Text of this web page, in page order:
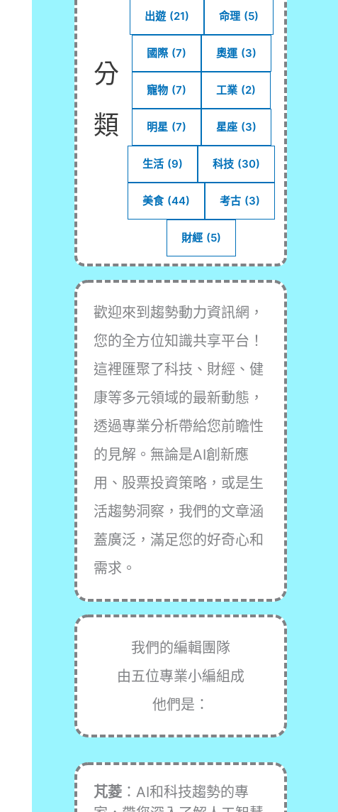
分
類
出遊 (21) 命理 (5)
國際 (7) 奧運 (3)
寵物 (7) 工業 (2)
明星 (7) 星座 (3)
生活 (9) 科技 (30)
美食 (44) 考古 (3)
財經 (5)
歡迎來到趨勢動力資訊網，
您的全方位知識共享平台！
這裡匯聚了科技、財經、健
康等多元領域的最新動態，
透過專業分析帶給您前瞻性
的見解。無論是AI創新應
用、股票投資策略，或是生
活趨勢洞察，我們的文章涵
蓋廣泛，滿足您的好奇心和
需求。
我們的編輯團隊
由五位專業小編組成
他們是：
芃菱：AI和科技趨勢的專